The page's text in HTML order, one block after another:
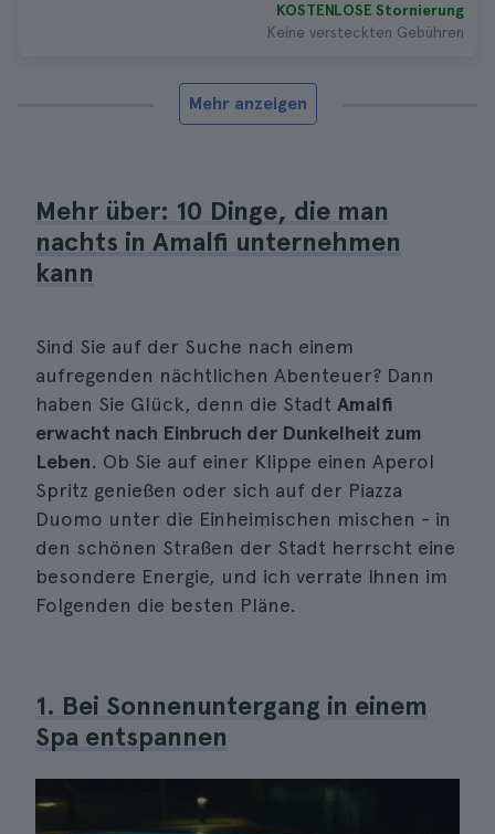
KOSTENLOSE Stornierung
Keine versteckten Gebühren
Mehr anzeigen
Mehr über: 10 Dinge, die man
nachts in Amalfi unternehmen
kann
Sind Sie auf der Suche nach einem
aufregenden nächtlichen Abenteuer? Dann
haben Sie Glück, denn die Stadt Amalfi
erwacht nach Einbruch der Dunkelheit zum
Leben. Ob Sie auf einer Klippe einen Aperol
Spritz genießen oder sich auf der Piazza
Duomo unter die Einheimischen mischen - in
den schönen Straßen der Stadt herrscht eine
besondere Energie, und ich verrate Ihnen im
Folgenden die besten Pläne.
1. Bei Sonnenuntergang in einem
Spa entspannen